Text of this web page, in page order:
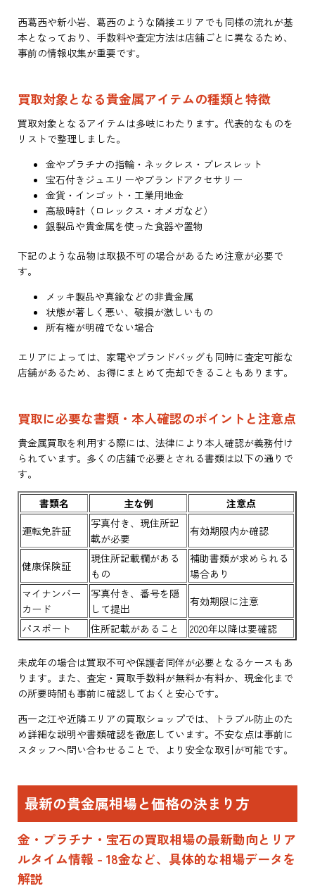
西葛西や新小岩、葛西のような隣接エリアでも同様の流れが基
本となっており、手数料や査定方法は店舗ごとに異なるため、
事前の情報収集が重要です。
買取対象となる貴金属アイテムの種類と特徴
買取対象となるアイテムは多岐にわたります。代表的なものを
リストで整理しました。
金やプラチナの指輪・ネックレス・ブレスレット
宝石付きジュエリーやブランドアクセサリー
金貨・インゴット・工業用地金
高級時計（ロレックス・オメガなど）
銀製品や貴金属を使った食器や置物
下記のような品物は取扱不可の場合があるため注意が必要で
す。
メッキ製品や真鍮などの非貴金属
状態が著しく悪い、破損が激しいもの
所有権が明確でない場合
エリアによっては、家電やブランドバッグも同時に査定可能な
店舗があるため、お得にまとめて売却できることもあります。
買取に必要な書類・本人確認のポイントと注意点
貴金属買取を利用する際には、法律により本人確認が義務付け
られています。多くの店舗で必要とされる書類は以下の通りで
す。
書類名 主な例
注意点
運転免許証
写真付き、現住所記
載が必要
有効期限内か確認
健康保険証
現住所記載欄がある
もの
補助書類が求められる
場合あり
マイナンバー
カード
写真付き、番号を隠
して提出
有効期限に注意
パスポート
住所記載があること 2020年以降は要確認
未成年の場合は買取不可や保護者同伴が必要となるケースもあ
ります。また、査定・買取手数料が無料か有料か、現金化まで
の所要時間も事前に確認しておくと安心です。
西一之江や近隣エリアの買取ショップでは、トラブル防止のた
め詳細な説明や書類確認を徹底しています。不安な点は事前に
スタッフへ問い合わせることで、より安全な取引が可能です。
最新の貴金属相場と価格の決まり方
金・プラチナ・宝石の買取相場の最新動向とリア
ルタイム情報 - 18金など、具体的な相場データを
解説